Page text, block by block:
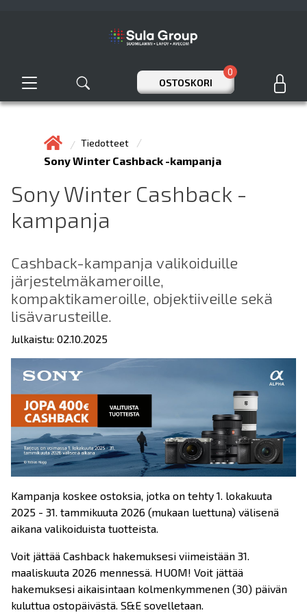
OSTOSKORI
0
Tiedotteet
Sony Winter Cashback -kampanja
Sony Winter Cashback -
kampanja
Cashback-kampanja valikoiduille
järjestelmäkameroille,
kompaktikameroille, objektiiveille sekä
lisävarusteille.
Julkaistu: 02.10.2025
Kampanja koskee ostoksia, jotka on tehty 1. lokakuuta
2025 - 31. tammikuuta 2026 (mukaan luettuna) välisenä
aikana valikoiduista tuotteista.
Voit jättää Cashback hakemuksesi viimeistään 31.
maaliskuuta 2026 mennessä. HUOM! Voit jättää
hakemuksesi aikaisintaan kolmenkymmenen (30) päivän
kuluttua ostopäivästä. S&E sovelletaan.